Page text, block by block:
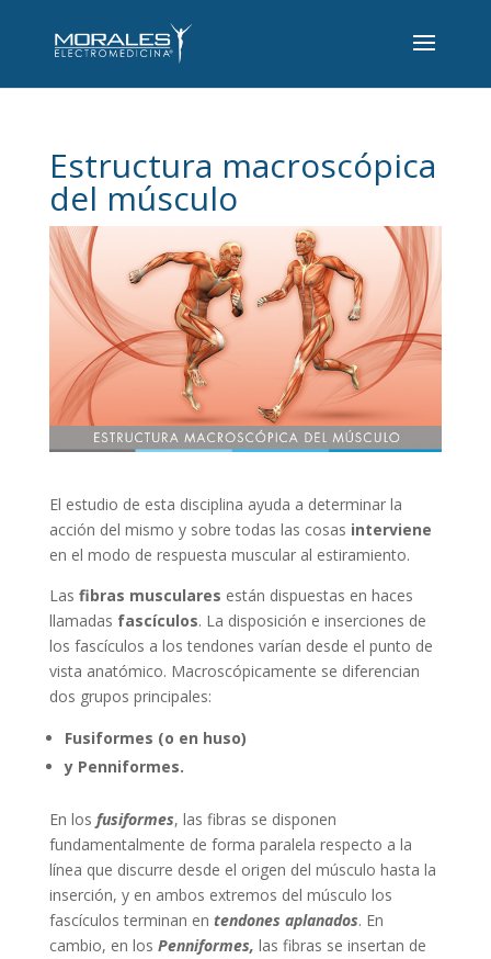
Estructura macroscópica
del músculo
El estudio de esta disciplina ayuda a determinar la
acción del mismo y sobre todas las cosas interviene
en el modo de respuesta muscular al estiramiento.
Las fibras musculares están dispuestas en haces
llamadas fascículos. La disposición e inserciones de
los fascículos a los tendones varían desde el punto de
vista anatómico. Macroscópicamente se diferencian
dos grupos principales:
Fusiformes (o en huso)
y Penniformes.
En los fusiformes, las fibras se disponen
fundamentalmente de forma paralela respecto a la
línea que discurre desde el origen del músculo hasta la
inserción, y en ambos extremos del músculo los
fascículos terminan en tendones aplanados. En
cambio, en los Penniformes, las fibras se insertan de